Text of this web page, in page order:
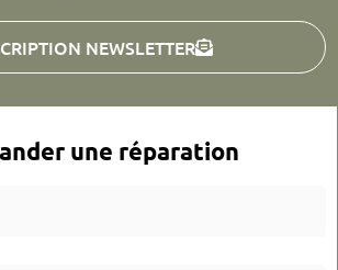
une réparation
NEWSLETTER